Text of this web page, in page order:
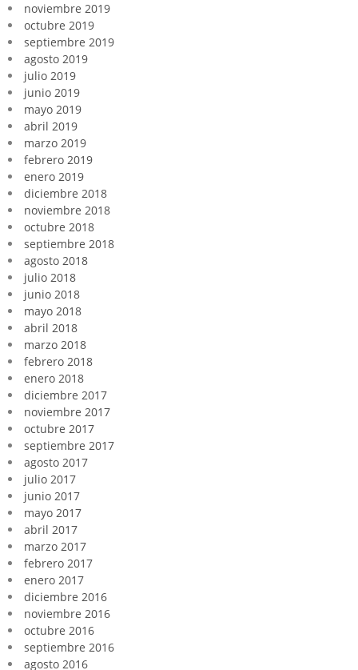
noviembre 2019
octubre 2019
septiembre 2019
agosto 2019
julio 2019
junio 2019
mayo 2019
abril 2019
marzo 2019
febrero 2019
enero 2019
diciembre 2018
noviembre 2018
octubre 2018
septiembre 2018
agosto 2018
julio 2018
junio 2018
mayo 2018
abril 2018
marzo 2018
febrero 2018
enero 2018
diciembre 2017
noviembre 2017
octubre 2017
septiembre 2017
agosto 2017
julio 2017
junio 2017
mayo 2017
abril 2017
marzo 2017
febrero 2017
enero 2017
diciembre 2016
noviembre 2016
octubre 2016
septiembre 2016
agosto 2016